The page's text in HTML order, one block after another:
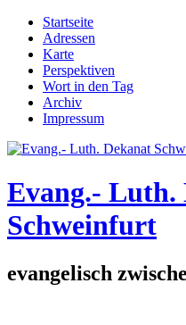
Direkt zum Inhalt
Hauptmenü
Startseite
Adressen
Karte
Perspektiven
Wort in den Tag
Archiv
Impressum
Evang.- Luth.
Schweinfurt
evangelisch